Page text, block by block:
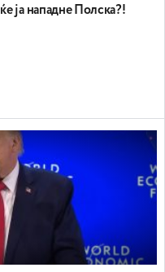
ја нападне Полска?!